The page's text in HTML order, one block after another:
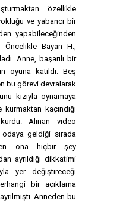
özellikle
ve yabancı bir
yapabileceğinden
Öncelikle Bayan H.,
Anne, başarılı bir
oyuna katıldı. Beş
bu görevi devralarak
kızıyla oynamaya
kaçındığı
Alınan video
odaya geldiği sırada
ona hiçbir şey
ayrıldığı dikkatimi
yer değiştireceği
bir açıklama
Anneden bu